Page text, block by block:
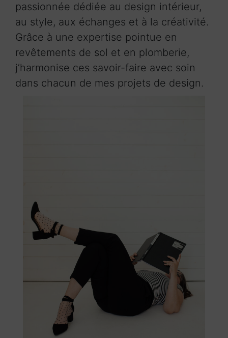
passionnée dédiée au design intérieur,
au style, aux échanges et à la créativité.
Grâce à une expertise pointue en
revêtements de sol et en plomberie,
j’harmonise ces savoir-faire avec soin
dans chacun de mes projets de design.